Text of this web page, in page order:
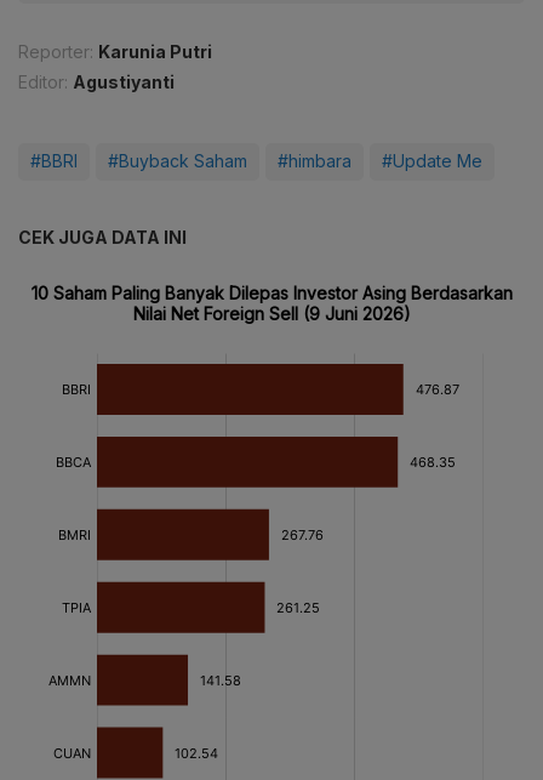
Reporter: Karunia Putri
Editor: Agustiyanti
#BBRI #Buyback Saham #himbara #Update Me
CEK JUGA DATA INI